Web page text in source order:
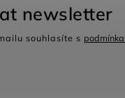
newsletter
souhlasíte s